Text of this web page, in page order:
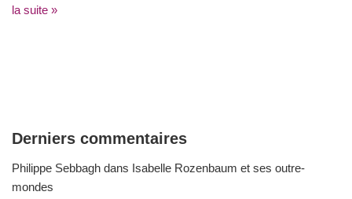
la suite »
Derniers commentaires
Philippe Sebbagh dans Isabelle Rozenbaum et ses outre-
mondes